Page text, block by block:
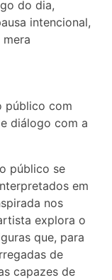
do dia,
intencional,
público com
diálogo com a
público se
em
nos
explora o
que, para
de
capazes de